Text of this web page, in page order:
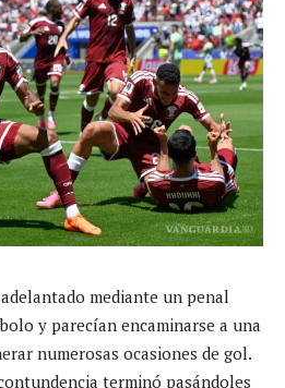
mediante un penal
y parecían encaminarse a una
numerosas ocasiones de gol.
terminó pasándoles